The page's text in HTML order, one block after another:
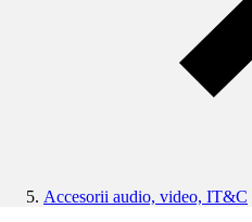
Accesorii audio, video, IT&C